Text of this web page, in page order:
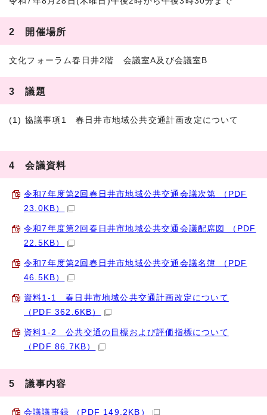
2 開催場所
文化フォーラム春日井2階 会議室A及び会議室B
3 議題
(1) 協議事項1 春日井市地域公共交通計画改定について
4 会議資料
令和7年度第2回春日井市地域公共交通会議次第 （PDF
23.0KB）
令和7年度第2回春日井市地域公共交通会議配席図 （PDF
22.5KB）
令和7年度第2回春日井市地域公共交通会議名簿 （PDF
46.5KB）
資料1-1 春日井市地域公共交通計画改定について
（PDF 362.6KB）
資料1-2 公共交通の目標および評価指標について
（PDF 86.7KB）
5 議事内容
会議議事録 （PDF 149.2KB）